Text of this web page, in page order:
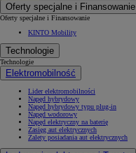
Oferty specjalne i Finansowanie
Oferty specjalne i Finansowanie
KINTO Mobility
Technologie
Technologie
Elektromobilność
Lider elektromobilności
Napęd hybrydowy
Napęd hybrydowy typu plug-in
Napęd wodorowy
Napęd elektryczny na baterię
Zasięg aut elektrycznych
Zalety posiadania aut elektrycznych